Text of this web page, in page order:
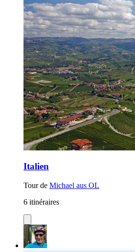
Italien
Tour de Michael aus OL
6 itinéraires